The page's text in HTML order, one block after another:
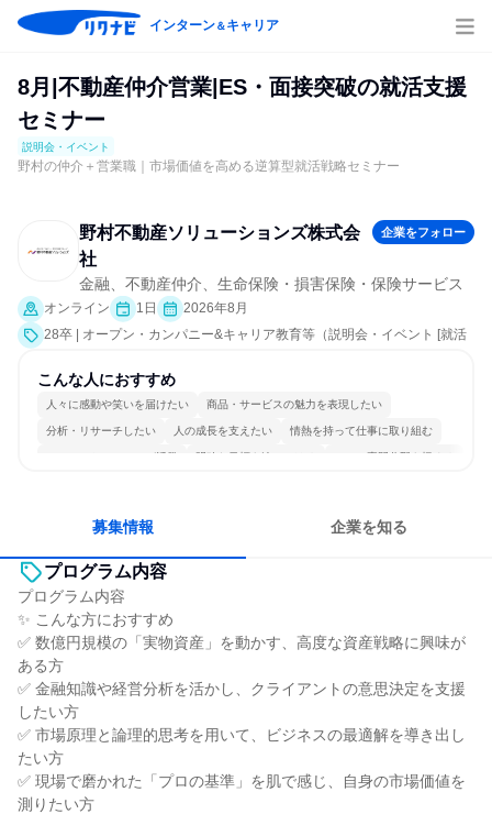
インターン＆キャリア
8月|不動産仲介営業|ES・面接突破の就活支援
セミナー
説明会・イベント
野村の仲介＋営業職｜市場価値を高める逆算型就活戦略セミナー
野村不動産ソリューションズ株式会
社
企業をフォロー
金融、不動産仲介、生命保険・損害保険・保険サービス
オンライン 1日
2026年8月
28卒 | オープン・カンパニー&キャリア教育等（説明会・イベント [就活
こんな人におすすめ
人々に感動や笑いを届けたい 商品・サービスの魅力を表現したい
分析・リサーチしたい 人の成長を支えたい 情熱を持って仕事に取り組む
コミュニケーションが活発 明確な目標を追いかける 一つの専門分野を極める
募集情報 企業を知る
プログラム内容
プログラム内容
✨ こんな方におすすめ
✅ 数億円規模の「実物資産」を動かす、高度な資産戦略に興味が
ある方
✅ 金融知識や経営分析を活かし、クライアントの意思決定を支援
したい方
✅ 市場原理と論理的思考を用いて、ビジネスの最適解を導き出し
たい方
✅ 現場で磨かれた「プロの基準」を肌で感じ、自身の市場価値を
測りたい方